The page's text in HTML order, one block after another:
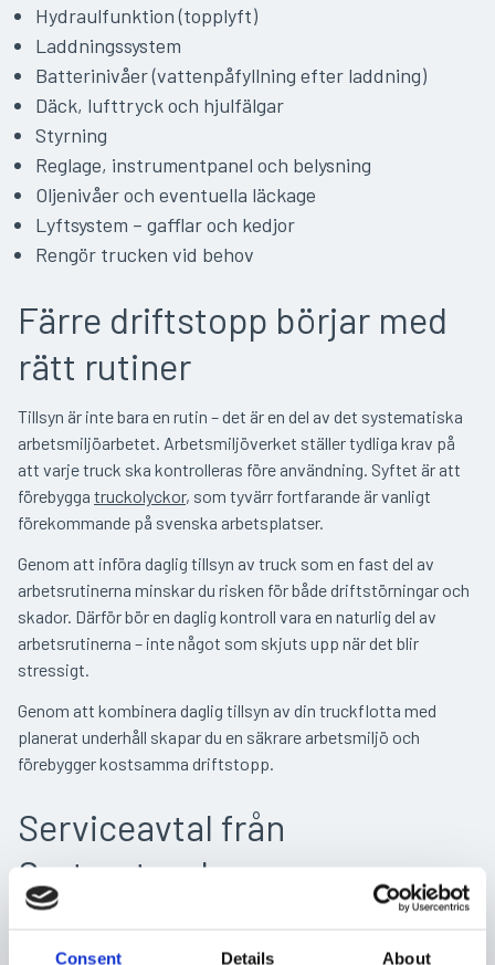
Consent Details About
Hydraulfunktion (topplyft)
Laddningssystem
Batterinivåer (vattenpåfyllning efter laddning)
Däck, lufttryck och hjulfälgar
Styrning
Reglage, instrumentpanel och belysning
Oljenivåer och eventuella läckage
Lyftsystem – gafflar och kedjor
Rengör trucken vid behov
Färre driftstopp börjar med
rätt rutiner
Tillsyn är inte bara en rutin – det är en del av det systematiska
arbetsmiljöarbetet. Arbetsmiljöverket ställer tydliga krav på
att varje truck ska kontrolleras före användning. Syftet är att
förebygga truckolyckor, som tyvärr fortfarande är vanligt
förekommande på svenska arbetsplatser.
Genom att införa daglig tillsyn av truck som en fast del av
arbetsrutinerna minskar du risken för både driftstörningar och
skador. Därför bör en daglig kontroll vara en naturlig del av
arbetsrutinerna – inte något som skjuts upp när det blir
stressigt.
Genom att kombinera daglig tillsyn av din truckflotta med
planerat underhåll skapar du en säkrare arbetsmiljö och
förebygger kostsamma driftstopp.
Serviceavtal från
Systemtruckar
upptäcka fel i tid – men det krävs mer för att hålla hela flottan i